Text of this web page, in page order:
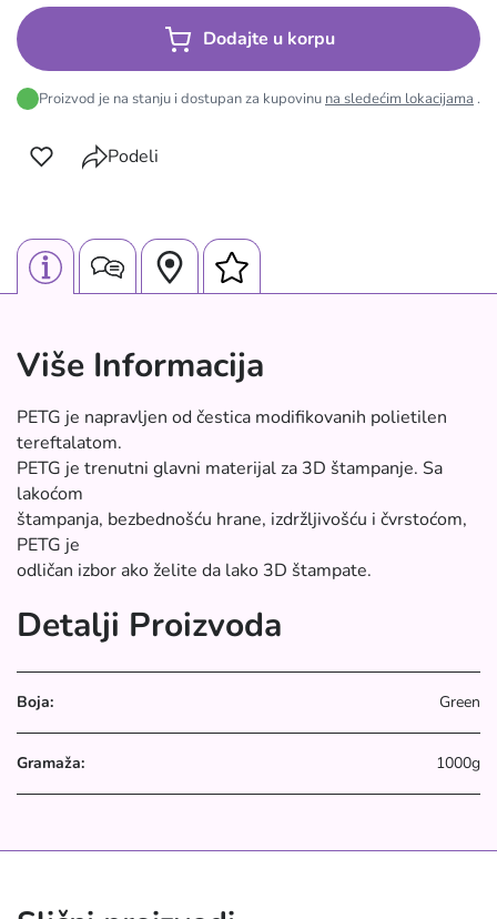
Dodajte u korpu
Proizvod je na stanju i dostupan za kupovinu na sledećim lokacijama .
Podeli
Više Informacija
PETG je napravljen od čestica modifikovanih polietilen
tereftalatom.
PETG je trenutni glavni materijal za 3D štampanje. Sa
lakoćom
štampanja, bezbednošću hrane, izdržljivošću i čvrstoćom,
PETG je
odličan izbor ako želite da lako 3D štampate.
Detalji Proizvoda
Boja: Green
Gramaža: 1000g